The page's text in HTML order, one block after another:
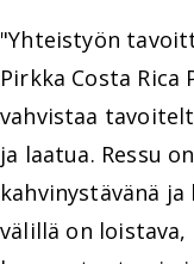
"Yhteistyön
Pirkka Costa
vahvistaa
ja laatua. Ressu
kahvinystävänä
välillä on